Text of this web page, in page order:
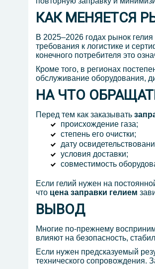
КАК МЕНЯЕТСЯ
В 2025–2026 годах рынок
требования к логистике и
конечного потребителя это
Кроме того, в регионах
обслуживание оборудования,
НА ЧТО
Перед тем как заказывать
происхождение газа;
степень его очистки;
дату
условия доставки;
совместимость
Если гелий нужен на
что цена заправки гелием
ВЫВОД
Многие по-прежнему
влияют на безопасность,
Если нужен предсказуемый
технического сопровождения.